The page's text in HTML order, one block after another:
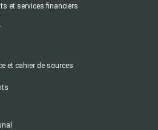
et services financiers
et cahier de sources